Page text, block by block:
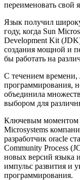
переименовать свой
Язык получил
году, когда Sun
Development Kit
создания мощной и
бы работать на
С течением времени,
программирования,
объединила
выбором для
Ключевым моментом
Microsystems
разработчик oracle
Community Process
новых версий языка
импульс развития и
программирования.